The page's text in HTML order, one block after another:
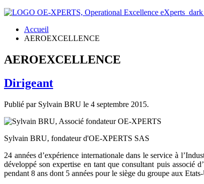
Accueil
AEROEXCELLENCE
AEROEXCELLENCE
Dirigeant
Publié par Sylvain BRU le 4 septembre 2015.
Sylvain BRU, fondateur d'OE-XPERTS SAS
24 années d’expérience internationale dans le service à
développé son expertise en tant que consultant puis
pendant 8 ans dont 5 années pour le siège du groupe aux